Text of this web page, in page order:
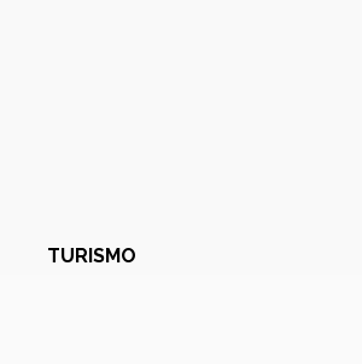
TURISMO